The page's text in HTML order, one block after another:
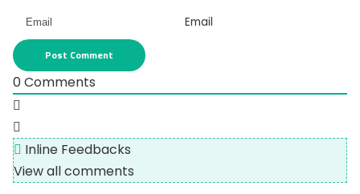
Email
0Comments
Inline Feedbacks
View all comments